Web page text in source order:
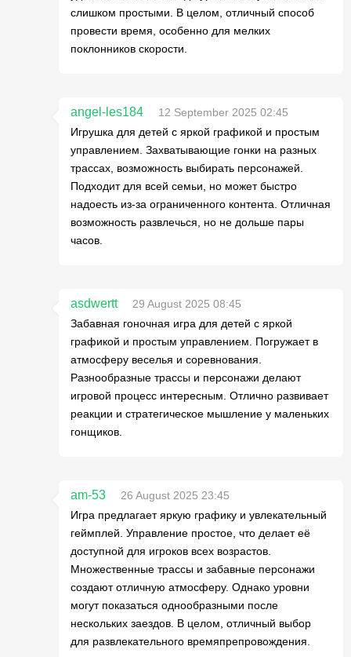
слишком простыми. В целом, отличный способ
провести время, особенно для мелких
поклонников скорости.
angel-les184
12 September 2025 02:45
Игрушка для детей с яркой графикой и простым
управлением. Захватывающие гонки на разных
трассах, возможность выбирать персонажей.
Подходит для всей семьи, но может быстро
надоесть из-за ограниченного контента. Отличная
возможность развлечься, но не дольше пары
часов.
asdwertt
29 August 2025 08:45
Забавная гоночная игра для детей с яркой
графикой и простым управлением. Погружает в
атмосферу веселья и соревнования.
Разнообразные трассы и персонажи делают
игровой процесс интересным. Отлично развивает
реакции и стратегическое мышление у маленьких
гонщиков.
am-53
26 August 2025 23:45
Игра предлагает яркую графику и увлекательный
геймплей. Управление простое, что делает её
доступной для игроков всех возрастов.
Множественные трассы и забавные персонажи
создают отличную атмосферу. Однако уровни
могут показаться однообразными после
нескольких заездов. В целом, отличный выбор
для развлекательного времяпрепровождения.